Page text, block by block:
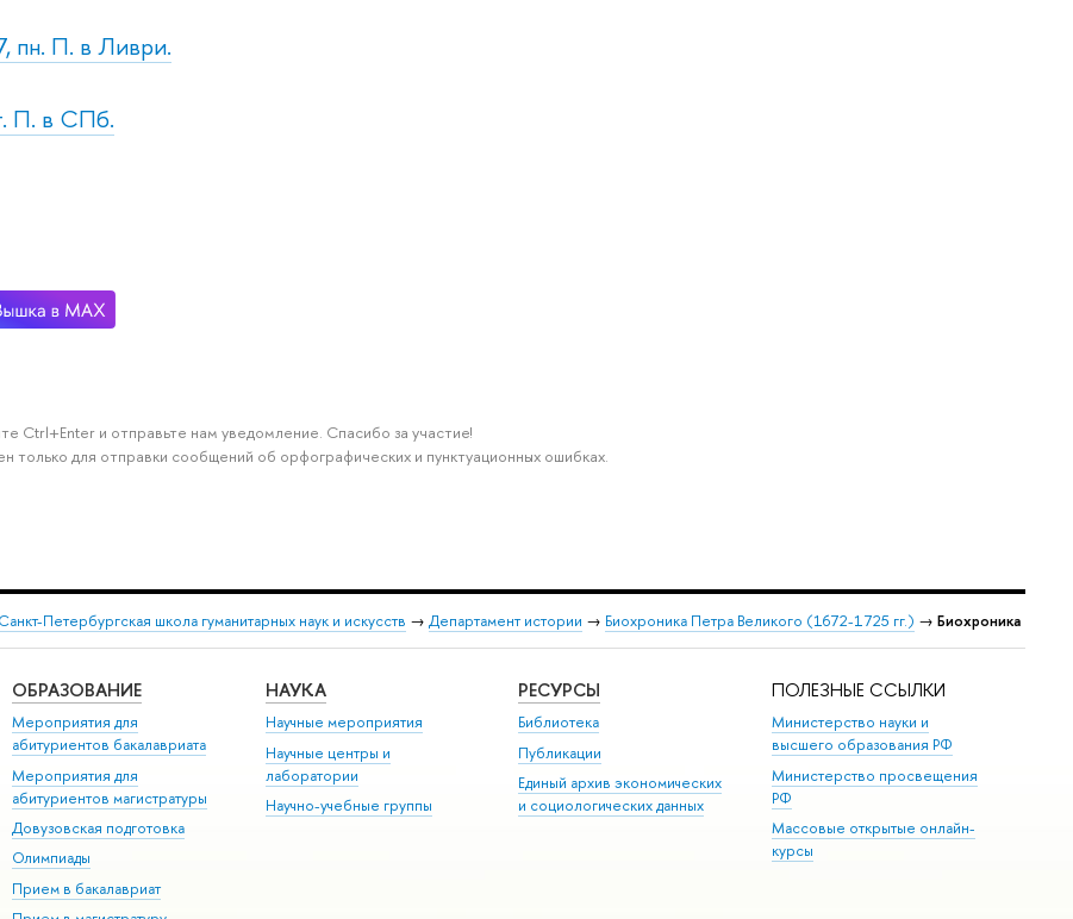
пн. П. в Ливри.
П. в СПб.
Ctrl+Enter и отправьте нам уведомление. Спасибо за участие!
только для отправки сообщений об орфографических и пунктуационных ошибках.
Санкт-Петербургская школа гуманитарных наук и искусств → Департамент истории → Биохроника Петра Великого (1672-1725 гг.) → Биохроника
ОБРАЗОВАНИЕ
Мероприятия для
абитуриентов бакалавриата
Мероприятия для
абитуриентов магистратуры
Довузовская подготовка
Олимпиады
Прием в бакалавриат
НАУКА
Научные мероприятия
Научные центры и
лаборатории
Научно-учебные группы
РЕСУРСЫ
Библиотека
Публикации
Единый архив экономических
и социологических данных
ПОЛЕЗНЫЕ ССЫЛКИ
Министерство науки и
высшего образования РФ
Министерство просвещения
РФ
Массовые открытые онлайн-
курсы